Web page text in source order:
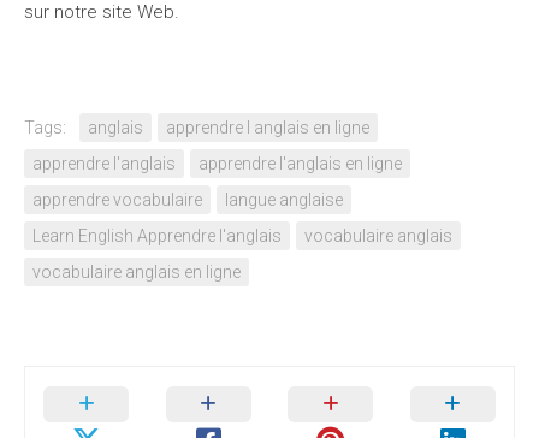
sur notre site Web.
Tags: anglais
apprendre l anglais en ligne
apprendre l'anglais
apprendre l'anglais en ligne
apprendre vocabulaire
langue anglaise
Learn English Apprendre l'anglais
vocabulaire anglais
vocabulaire anglais en ligne